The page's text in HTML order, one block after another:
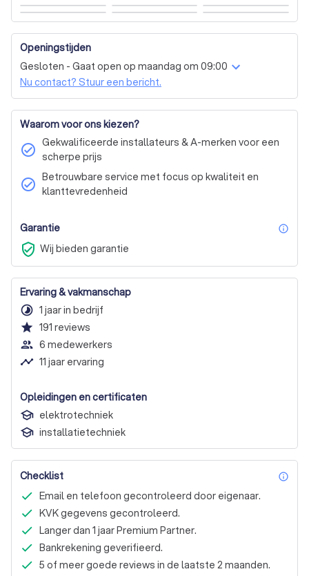
Openingstijden
Gesloten - Gaat open op maandag om 09:00
Nu contact? Stuur een bericht.
Waarom voor ons kiezen?
check_circle Gekwalificeerde installateurs & A-merken voor een
scherpe prijs
check_circle Betrouwbare service met focus op kwaliteit en
klanttevredenheid
Garantie
verified_user Wij bieden garantie
Ervaring & vakmanschap
timelapse 1 jaar in bedrijf
star 191 reviews
people_outline 6 medewerkers
timeline 11 jaar ervaring
Opleidingen en certificaten
elektrotechniek
installatietechniek
Checklist
Email en telefoon gecontroleerd door eigenaar.
KVK gegevens gecontroleerd.
Langer dan 1 jaar Premium Partner.
Bankrekening geverifieerd.
5 of meer goede reviews in de laatste 2 maanden.